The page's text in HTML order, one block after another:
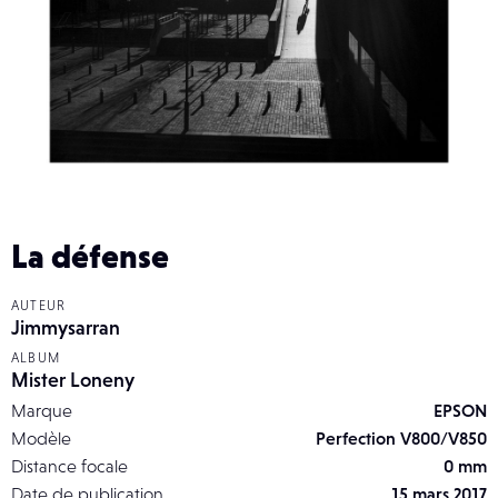
La défense
AUTEUR
Jimmysarran
ALBUM
Mister Loneny
Marque
EPSON
Modèle
Perfection V800/V850
Distance focale
0 mm
Date de publication
15 mars 2017